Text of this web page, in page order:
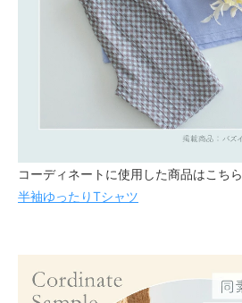
コーディネートに使用した商品はこちら
半袖ゆったりTシャツ